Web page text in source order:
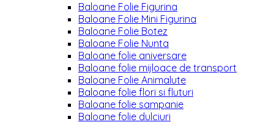
Baloane Folie Figurina
Baloane Folie Mini Figurina
Baloane Folie Botez
Baloane Folie Nunta
Baloane folie aniversare
Baloane folie mijloace de transport
Baloane Folie Animalute
Baloane folie flori si fluturi
Baloane folie sampanie
Baloane folie dulciuri